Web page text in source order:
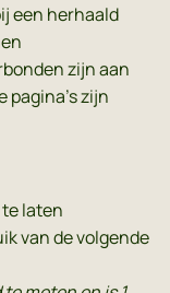
een herhaald
zijn aan
pagina’s zijn
laten
van de volgende